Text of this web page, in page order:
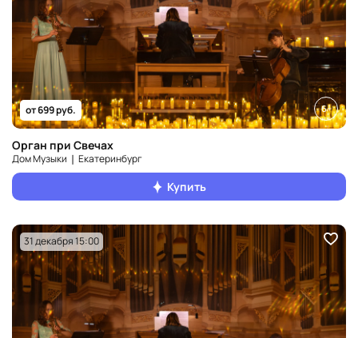
от 699 руб. 6+
Орган при Свечах
Дом Музыки ❘ Екатеринбург
Купить
31 декабря 15:00